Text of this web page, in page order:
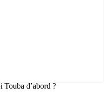
d’abord ?